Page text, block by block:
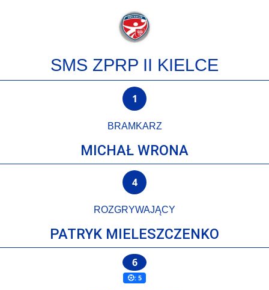
SMS ZPRP II KIELCE
1
BRAMKARZ
MICHAŁ WRONA
4
ROZGRYWAJĄCY
PATRYK MIELESZCZENKO
6
: 5